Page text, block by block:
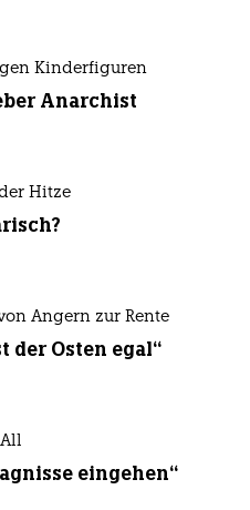
Kinderfiguren
Anarchist
Hitze
Angern zur Rente
der Osten egal“
eingehen“